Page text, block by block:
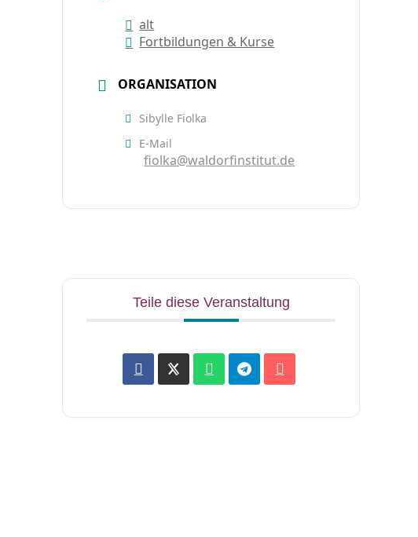
alt
Fortbildungen & Kurse
ORGANISATION
Sibylle Fiolka
E-Mail
fiolka@waldorfinstitut.de
Teile diese Veranstaltung